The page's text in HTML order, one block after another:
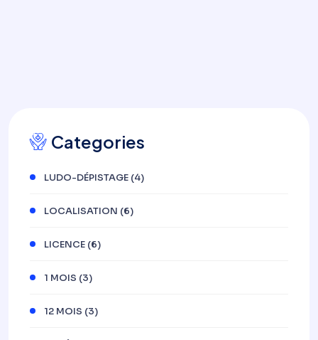
Categories
LUDO-DÉPISTAGE (4)
LOCALISATION (6)
LICENCE (6)
1 MOIS (3)
12 MOIS (3)